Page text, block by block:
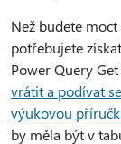
Než budete
potřebujete
Power Query
vrátit a podívat
výukovou
by měla být v